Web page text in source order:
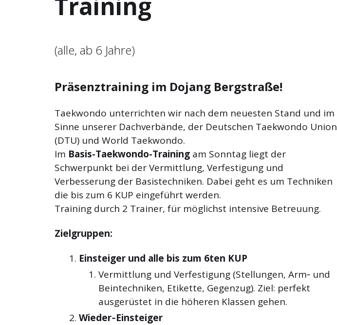
(alle, ab 6 Jahre)
Präsenztraining im Dojang Bergstraße!
Taekwondo unterrichten wir nach dem neuesten Stand und im
Sinne unserer Dachverbände, der Deutschen Taekwondo Union
(DTU) und World Taekwondo.
Im Basis-Taekwondo-Training am Sonntag liegt der
Schwerpunkt bei derVermittlung, Verfestigung und
Verbesserung der Basistechniken. Dabei geht es um Techniken
die bis zum 6 KUP eingeführt werden.
Training durch 2 Trainer, für möglichst intensive Betreuung.
Zielgruppen:
Einsteiger und alle bis zum 6ten KUP
Vermittlung und Verfestigung (Stellungen, Arm‐ und
Beintechniken, Etikette, Gegenzug). Ziel: perfekt
ausgerüstet in die höheren Klassen gehen.
Wieder‐Einsteiger